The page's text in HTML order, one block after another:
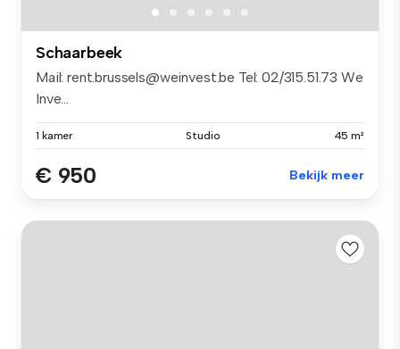
Schaarbeek
Mail: rent.brussels@weinvest.be Tel: 02/315.51.73 We
Inve...
1 kamer Studio 45 m²
€ 950 Bekijk meer